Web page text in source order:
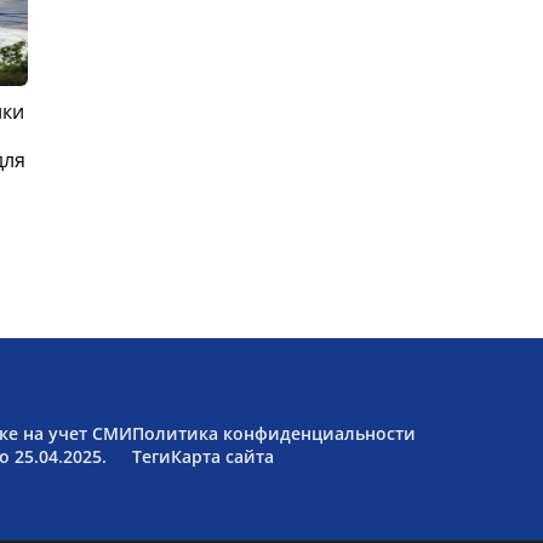
на учет СМИ
25.04.2025.
Политика конфиденциальности
ТегиКарта сайта